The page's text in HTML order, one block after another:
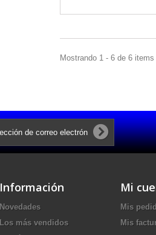
Mostrando 1 - 6 de 6 items
Información
Novedades
Los más vendidos
Mi
Mis
Mis